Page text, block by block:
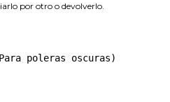
por otro o devolverlo.
poleras oscuras)